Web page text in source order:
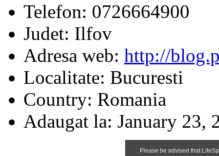
Telefon: 0726664900
Judet: Ilfov
Adresa web: http://
Localitate: Bucuresti
Country: Romania
Adaugat la: January 23,